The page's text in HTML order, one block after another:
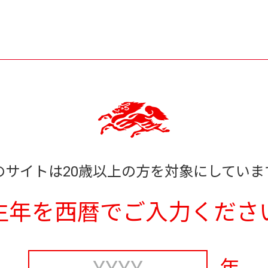
サイトは20歳以上の方を対象にしていま
年を西暦でご入力くださ